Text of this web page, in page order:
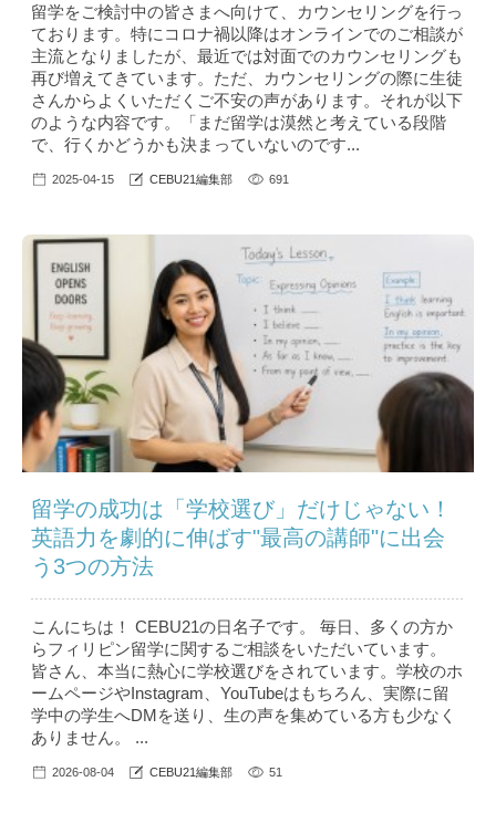
留学をご検討中の皆さまへ向けて、カウンセリングを行っ
ております。特にコロナ禍以降はオンラインでのご相談が
主流となりましたが、最近では対面でのカウンセリングも
再び増えてきています。ただ、カウンセリングの際に生徒
さんからよくいただくご不安の声があります。それが以下
のような内容です。「まだ留学は漠然と考えている段階
で、行くかどうかも決まっていないのです...
2025-04-15 CEBU21編集部 691
留学の成功は「学校選び」だけじゃない！
英語力を劇的に伸ばす"最高の講師"に出会
う3つの方法
こんにちは！ CEBU21の日名子です。 毎日、多くの方か
らフィリピン留学に関するご相談をいただいています。
皆さん、本当に熱心に学校選びをされています。学校のホ
ームページやInstagram、YouTubeはもちろん、実際に留
学中の学生へDMを送り、生の声を集めている方も少なく
ありません。 ...
2026-08-04 CEBU21編集部 51